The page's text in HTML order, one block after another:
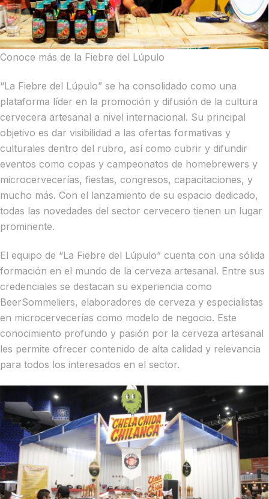
Conoce más de la Fiebre del Lúpulo
“La Fiebre del Lúpulo” se ha consolidado como una
plataforma líder en la promoción y difusión de la cultura
cervecera artesanal a nivel internacional. Su principal
objetivo es dar visibilidad a las ofertas formativas y
culturales dentro del rubro, así como cubrir y difundir
eventos como copas y campeonatos de homebrewers y
microcervecerías, fiestas, congresos, capacitaciones, y
mucho más. Con el lanzamiento de su espacio dedicado,
todas las novedades del sector cervecero tienen un lugar
prominente.
El equipo de “La Fiebre del Lúpulo” cuenta con una sólida
formación en el mundo de la cerveza artesanal. Entre sus
credenciales se destacan su experiencia como
BeerSommeliers, elaboradores de cerveza y especialistas
en microcervecerías como modelo de negocio. Este
conocimiento profundo y pasión por la cerveza artesanal
les permite ofrecer contenido de alta calidad y relevancia
para todos los interesados en el sector.